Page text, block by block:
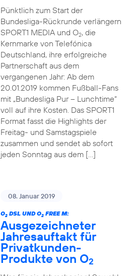
Pünktlich zum Start der
Bundesliga-Rückrunde verlängern
SPORT1 MEDIA und O2, die
Kernmarke von Telefónica
Deutschland, ihre erfolgreiche
Partnerschaft aus dem
vergangenen Jahr: Ab dem
20.01.2019 kommen Fußball-Fans
mit „Bundesliga Pur – Lunchtime“
voll auf ihre Kosten. Das SPORT1
Format fasst die Highlights der
Freitag- und Samstagspiele
zusammen und sendet ab sofort
jeden Sonntag aus dem […]
08. Januar 2019
O2DSL UND O2FREE M:
Ausgezeichneter
Jahresauftakt für
Privatkunden-
Produkte von O2